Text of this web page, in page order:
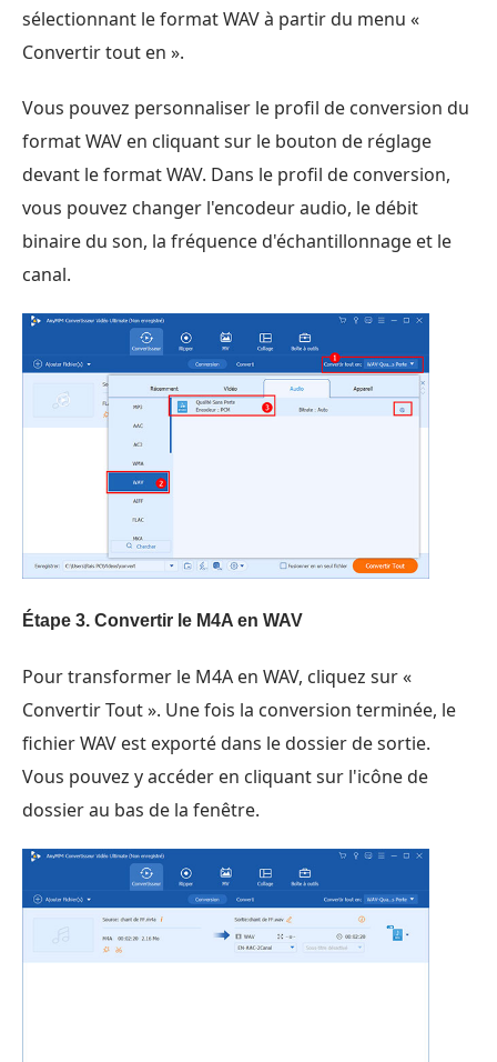
sélectionnant le format WAV à partir du menu «
Convertir tout en ».
Vous pouvez personnaliser le profil de conversion du
format WAV en cliquant sur le bouton de réglage
devant le format WAV. Dans le profil de conversion,
vous pouvez changer l'encodeur audio, le débit
binaire du son, la fréquence d'échantillonnage et le
canal.
Étape 3. Convertir le M4A en WAV
Pour transformer le M4A en WAV, cliquez sur «
Convertir Tout ». Une fois la conversion terminée, le
fichier WAV est exporté dans le dossier de sortie.
Vous pouvez y accéder en cliquant sur l'icône de
dossier au bas de la fenêtre.